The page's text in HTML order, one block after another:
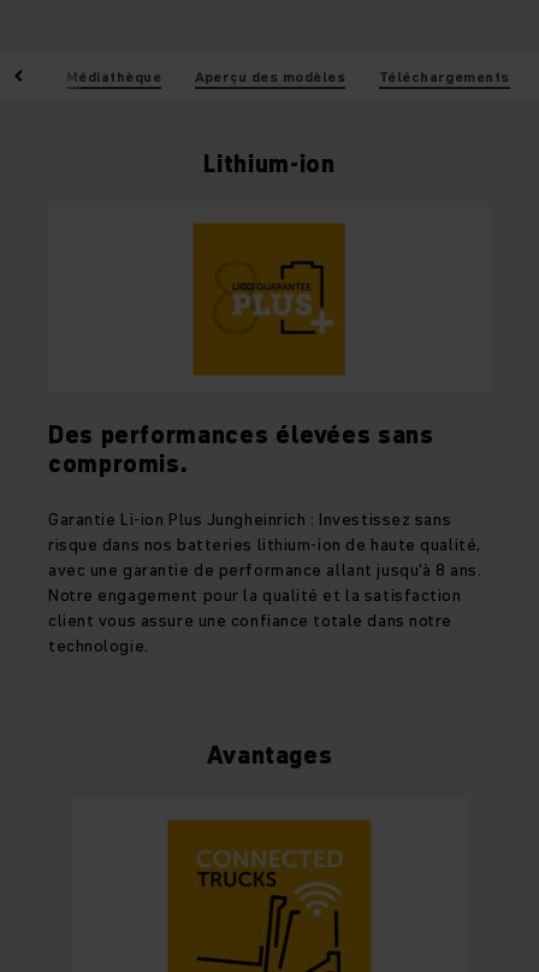
Médiathèque Aperçu des modèles Téléchargements
Lithium-ion
Des performances élevées sans
compromis.
Garantie Li-ion Plus Jungheinrich : Investissez sans
risque dans nos batteries lithium-ion de haute qualité,
avec une garantie de performance allant jusqu'à 8 ans.
Notre engagement pour la qualité et la satisfaction
client vous assure une confiance totale dans notre
technologie.
Avantages